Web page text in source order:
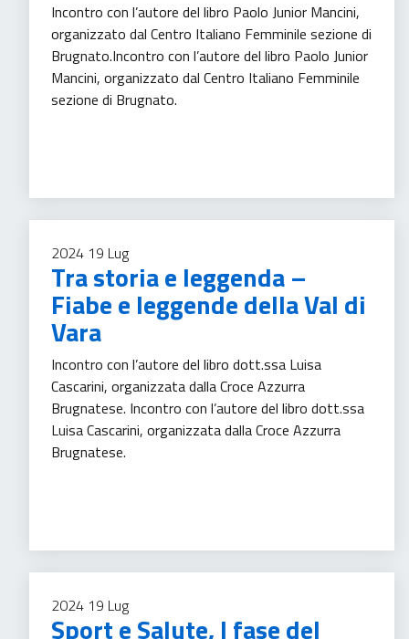
Incontro con l’autore del libro Paolo Junior Mancini,
organizzato dal Centro Italiano Femminile sezione di
Brugnato.Incontro con l’autore del libro Paolo Junior
Mancini, organizzato dal Centro Italiano Femminile
sezione di Brugnato.
2024 19 Lug
Tra storia e leggenda –
Fiabe e leggende della Val di
Vara
Incontro con l’autore del libro dott.ssa Luisa
Cascarini, organizzata dalla Croce Azzurra
Brugnatese. Incontro con l’autore del libro dott.ssa
Luisa Cascarini, organizzata dalla Croce Azzurra
Brugnatese.
2024 19 Lug
Sport e Salute, I fase del